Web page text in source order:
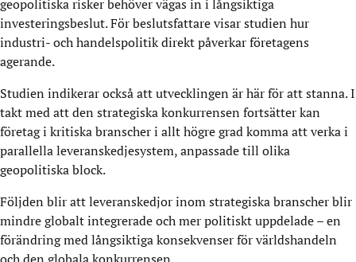
geopolitiska risker behöver vägas in i långsiktiga
investeringsbeslut. För beslutsfattare visar studien hur
industri- och handelspolitik direkt påverkar företagens
agerande.
Studien indikerar också att utvecklingen är här för att stanna. I
takt med att den strategiska konkurrensen fortsätter kan
företag i kritiska branscher i allt högre grad komma att verka i
parallella leveranskedjesystem, anpassade till olika
geopolitiska block.
Följden blir att leveranskedjor inom strategiska branscher blir
mindre globalt integrerade och mer politiskt uppdelade – en
förändring med långsiktiga konsekvenser för världshandeln